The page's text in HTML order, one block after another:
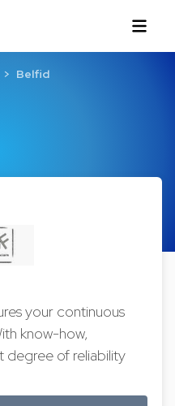
Belfid
your continuous
know-how,
degree of reliability